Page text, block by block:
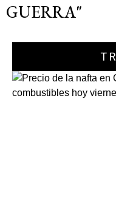
GUERRA"